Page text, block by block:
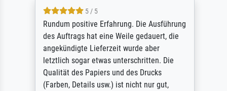
5 / 5
Rundum positive Erfahrung. Die Ausführung
des Auftrags hat eine Weile gedauert, die
angekündigte Lieferzeit wurde aber
letztlich sogar etwas unterschritten. Die
Qualität des Papiers und des Drucks
(Farben, Details usw.) ist nicht nur gut,